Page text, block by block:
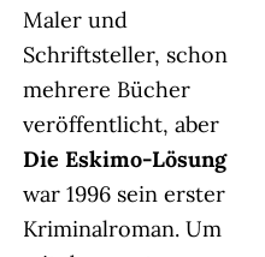
Maler und
Schriftsteller, schon
mehrere Bücher
veröffentlicht, aber
Die Eskimo-Lösung
war 1996 sein erster
Kriminalroman. Um